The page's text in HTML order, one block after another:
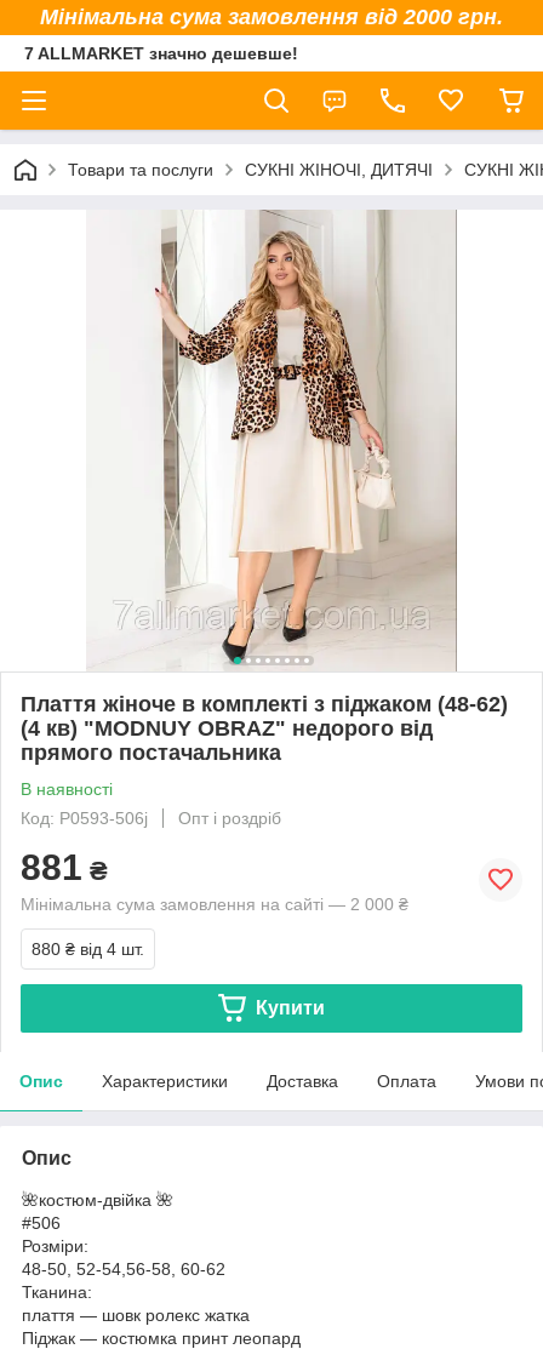
Мінімальна сума замовлення від 2000 грн.
7 ALLMARKET значно дешевше!
Товари та послуги СУКНІ ЖІНОЧІ, ДИТЯЧІ СУКНІ
Плаття жіноче в комплекті з піджаком (48-62)
(4 кв) "MODNUY OBRAZ" недорого від
прямого постачальника
В наявності
Код: P0593-506j
Опт і роздріб
881 ₴
Мінімальна сума замовлення на сайті — 2 000 ₴
880 ₴ від 4 шт.
Купити
Опис Характеристики Доставка Оплата Умови
Опис
🌺костюм-двійка 🌺
#506
Розміри:
48-50, 52-54,56-58, 60-62
Тканина:
плаття — шовк ролекс жатка
Піджак — костюмка принт леопард